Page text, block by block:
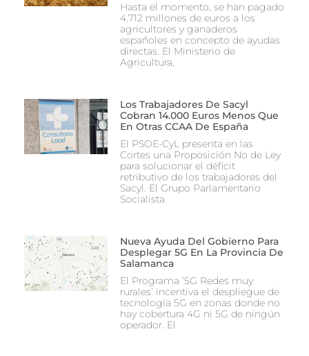
Hasta el momento, se han pagado
4.712 millones de euros a los
agricultores y ganaderos
españoles en concepto de ayudas
directas. El Ministerio de
Agricultura,
Los Trabajadores De Sacyl
Cobran 14.000 Euros Menos Que
En Otras CCAA De España
El PSOE-CyL presenta en las
Cortes una Proposición No de Ley
para solucionar el déficit
retributivo de los trabajadores del
Sacyl. El Grupo Parlamentario
Socialista
Nueva Ayuda Del Gobierno Para
Desplegar 5G En La Provincia De
Salamanca
El Programa ‘5G Redes muy
rurales’ incentiva el despliegue de
tecnología 5G en zonas donde no
hay cobertura 4G ni 5G de ningún
operador. El